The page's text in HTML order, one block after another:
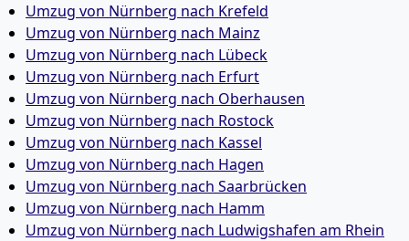
Umzug von Nürnberg nach Krefeld
Umzug von Nürnberg nach Mainz
Umzug von Nürnberg nach Lübeck
Umzug von Nürnberg nach Erfurt
Umzug von Nürnberg nach Oberhausen
Umzug von Nürnberg nach Rostock
Umzug von Nürnberg nach Kassel
Umzug von Nürnberg nach Hagen
Umzug von Nürnberg nach Saarbrücken
Umzug von Nürnberg nach Hamm
Umzug von Nürnberg nach Ludwigshafen am Rhein